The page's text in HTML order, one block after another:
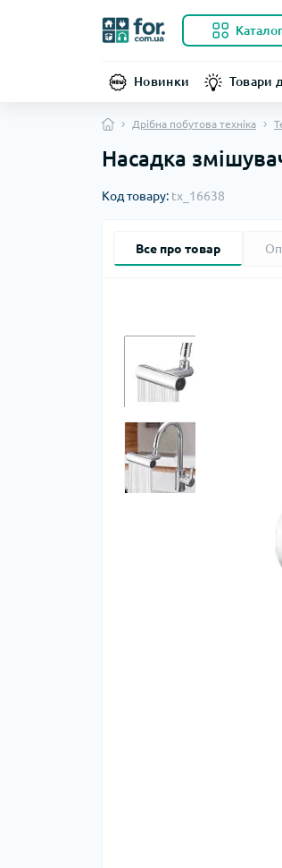
Новинки Товари
Дрібна побутова техніка
Насадка
Код товару: tx_16638
Все про товар